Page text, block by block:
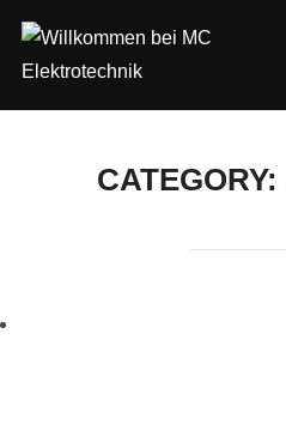
Inhalt
springen
CATEGORY: